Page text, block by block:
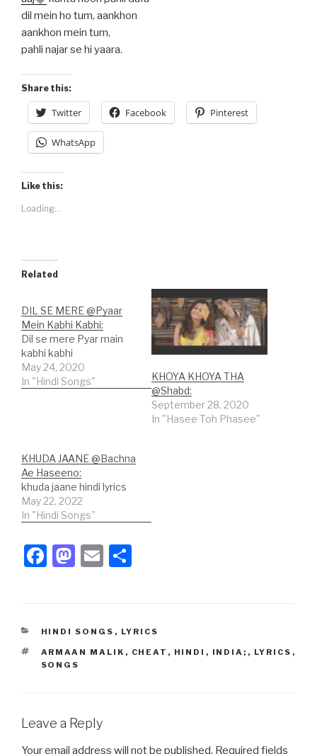
dil mein ho tum, aankhon
aankhon mein tum,
pahli najar se hi yaara.
Share this:
Twitter Facebook Pinterest
WhatsApp
Like this:
Loading...
Related
DIL SE MERE @Pyaar
Mein Kabhi Kabhi:
Dil se mere Pyar main
kabhi kabhi
May 24, 2020
In "Hindi Songs"
KHOYA KHOYA THA
@Shabd:
September 28, 2020
In "Hasee Toh Phasee"
KHUDA JAANE @Bachna
Ae Haseeno:
khuda jaane hindi lyrics
May 22, 2022
In "Hindi Songs"
F
e
b
o
k
M
o
d
o
E
e
CATEGORIES
HINDI SONGS , LYRICS
TAGS
ARMAAN MALIK , CHEAT , HINDI , INDIA; , LYRICS ,
SONGS
Leave a Reply
Your email address will not be published. Required fields